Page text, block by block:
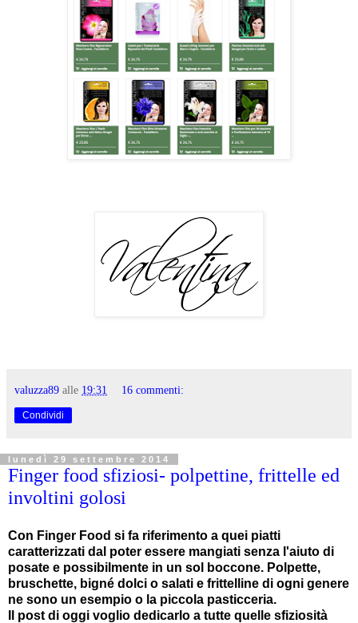
valuzza89 alle 19:31 16 commenti:
Condividi
lunedì 29 settembre 2014
Finger food sfiziosi- polpettine, frittelle ed
involtini golosi
Con Finger Food si fa riferimento a quei piatti
caratterizzati dal poter essere mangiati senza l'aiuto di
posate e possibilmente in un sol boccone. Polpette,
bruschette, bigné dolci o salati e frittelline di ogni genere
ne sono un esempio o la piccola pasticceria.
Il post di oggi voglio dedicarlo a tutte quelle sfiziosità